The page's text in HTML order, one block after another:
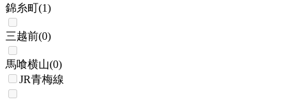
錦糸町(1)
三越前(0)
馬喰横山(0)
JR青梅線